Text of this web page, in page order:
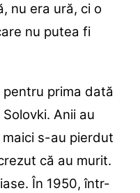
nu era ură, ci o
nu putea fi
prima dată
Anii au
s-au pierdut
că au murit.
În 1950, într-